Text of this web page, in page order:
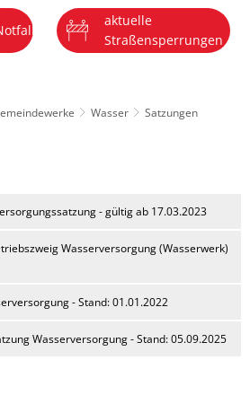
DE
aktuelle
Straßensperrungen
Wasser Satzungen
- gültig ab 17.03.2023
Wasserversorgung (Wasserwerk)
- Stand: 01.01.2022
Wasserversorgung - Stand: 05.09.2025